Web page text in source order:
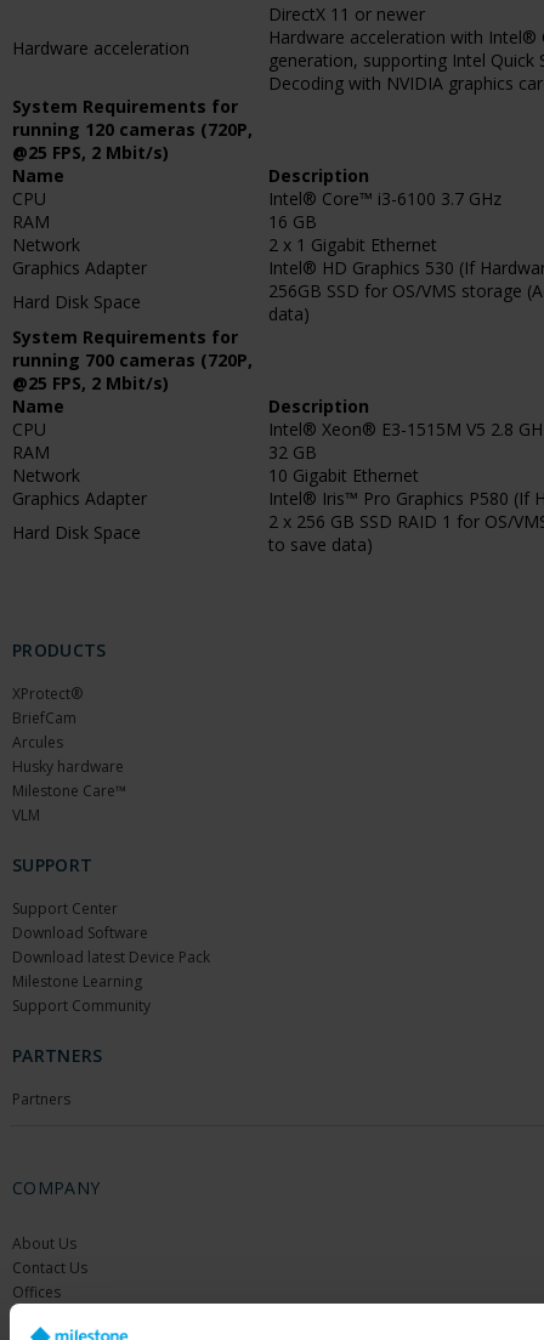
DirectX 11 or newer
Hardware acceleration
Hardware acceleration with
generation, supporting Intel Quick
Decoding with NVIDIA graphics
System Requirements for
running 120 cameras (720P,
@25 FPS, 2 Mbit/s)
Name
Description
CPU
Intel® Core™ i3-6100 3.7 GHz
RAM
16 GB
Network
2 x 1 Gigabit Ethernet
Graphics Adapter
Intel® HD Graphics 530 (If
Hard Disk Space
256GB SSD for OS/VMS storage
data)
System Requirements for
running 700 cameras (720P,
@25 FPS, 2 Mbit/s)
Name
Description
CPU
Intel® Xeon® E3-1515M V5 2.8
RAM
32 GB
Network
10 Gigabit Ethernet
Graphics Adapter
Intel® Iris™ Pro Graphics P580 (If
Hard Disk Space
2 x 256 GB SSD RAID 1 for OS/
to save data)
PRODUCTS
XProtect®
BriefCam
Arcules
Husky hardware
Milestone Care™
VLM
SUPPORT
Support Center
Download Software
Download latest Device Pack
Milestone Learning
Support Community
PARTNERS
Partners
COMPANY
About Us
Contact Us
Offices